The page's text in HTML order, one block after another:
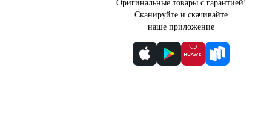
Оригинальные товары с гарантией!
Сканируйте и скачивайте
наше приложение